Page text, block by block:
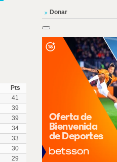
Pts
41
39
39
34
33
30
29
Donar